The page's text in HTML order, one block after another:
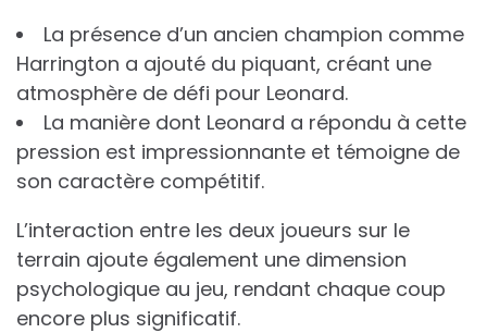
La présence d’un ancien champion comme
Harrington a ajouté du piquant, créant une
atmosphère de défi pour Leonard.
La manière dont Leonard a répondu à cette
pression est impressionnante et témoigne de
son caractère compétitif.
L’interaction entre les deux joueurs sur le
terrain ajoute également une dimension
psychologique au jeu, rendant chaque coup
encore plus significatif.